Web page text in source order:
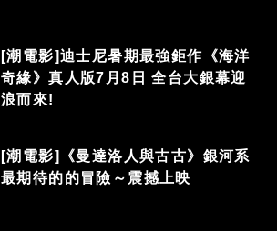
[潮電影]迪士尼暑期最強鉅作《海洋
奇緣》真人版7月8日 全台大銀幕迎
浪而來!
[潮電影]《曼達洛人與古古》銀河系
最期待的的冒險～震撼上映